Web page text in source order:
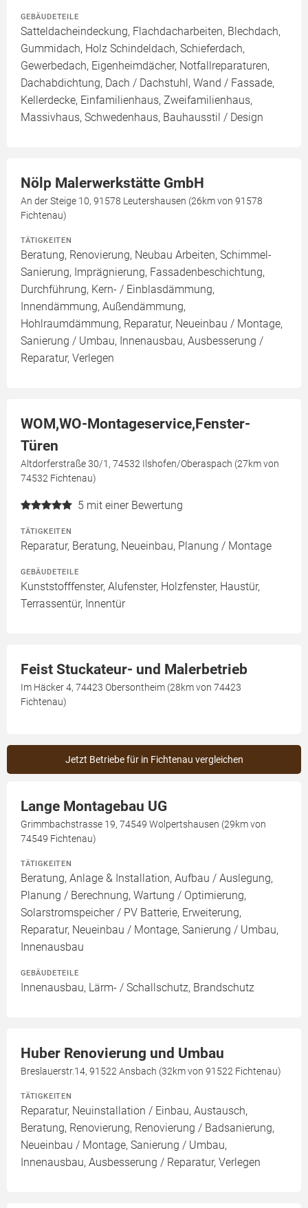
GEBÄUDETEILE
Satteldacheindeckung, Flachdacharbeiten, Blechdach,
Gummidach, Holz Schindeldach, Schieferdach,
Gewerbedach, Eigenheimdächer, Notfallreparaturen,
Dachabdichtung, Dach / Dachstuhl, Wand / Fassade,
Kellerdecke, Einfamilienhaus, Zweifamilienhaus,
Massivhaus, Schwedenhaus, Bauhausstil / Design
Nölp Malerwerkstätte GmbH
An der Steige 10, 91578 Leutershausen (26km von 91578
Fichtenau)
TÄTIGKEITEN
Beratung, Renovierung, Neubau Arbeiten, Schimmel-
Sanierung, Imprägnierung, Fassadenbeschichtung,
Durchführung, Kern- / Einblasdämmung,
Innendämmung, Außendämmung,
Hohlraumdämmung, Reparatur, Neueinbau / Montage,
Sanierung / Umbau, Innenausbau, Ausbesserung /
Reparatur, Verlegen
WOM,WO-Montageservice,Fenster-
Türen
Altdorferstraße 30/1, 74532 Ilshofen/Oberaspach (27km von
74532 Fichtenau)
5 mit einer Bewertung
TÄTIGKEITEN
Reparatur, Beratung, Neueinbau, Planung / Montage
GEBÄUDETEILE
Kunststofffenster, Alufenster, Holzfenster, Haustür,
Terrassentür, Innentür
Feist Stuckateur- und Malerbetrieb
Im Häcker 4, 74423 Obersontheim (28km von 74423
Fichtenau)
Jetzt Betriebe für in Fichtenau vergleichen
Lange Montagebau UG
Grimmbachstrasse 19, 74549 Wolpertshausen (29km von
74549 Fichtenau)
TÄTIGKEITEN
Beratung, Anlage & Installation, Aufbau / Auslegung,
Planung / Berechnung, Wartung / Optimierung,
Solarstromspeicher / PV Batterie, Erweiterung,
Reparatur, Neueinbau / Montage, Sanierung / Umbau,
Innenausbau
GEBÄUDETEILE
Innenausbau, Lärm- / Schallschutz, Brandschutz
Huber Renovierung und Umbau
Breslauerstr.14, 91522 Ansbach (32km von 91522 Fichtenau)
TÄTIGKEITEN
Reparatur, Neuinstallation / Einbau, Austausch,
Beratung, Renovierung, Renovierung / Badsanierung,
Neueinbau / Montage, Sanierung / Umbau,
Innenausbau, Ausbesserung / Reparatur, Verlegen